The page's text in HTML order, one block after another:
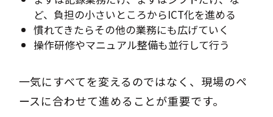
ど、負担の小さいところからICT化を進める
慣れてきたらその他の業務にも広げていく
操作研修やマニュアル整備も並行して行う
一気にすべてを変えるのではなく、現場のペ
ースに合わせて進めることが重要です。